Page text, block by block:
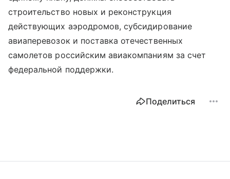
строительство новых и реконструкция
действующих аэродромов, субсидирование
авиаперевозок и поставка отечественных
самолетов российским авиакомпаниям за счет
федеральной поддержки.
Поделиться